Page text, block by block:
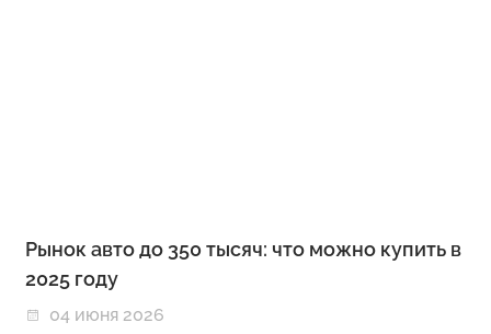
Рынок авто до 350 тысяч: что можно купить в
2025 году
04 июня 2026